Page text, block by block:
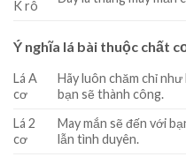
K rô
Ý nghĩa lá bài thuộc chất
Lá A
cơ
Hãy luôn chăm chỉ
bạn sẽ thành công.
Lá 2
cơ
May mắn sẽ đến với
lẫn tình duyên.